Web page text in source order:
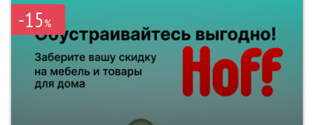
-15%